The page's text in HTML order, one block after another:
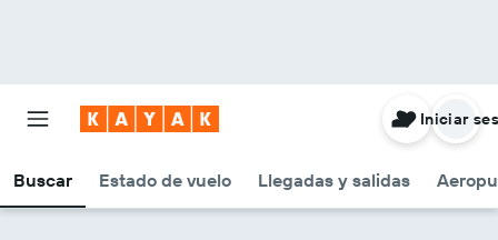
Buscar Estado de vuelo Llegadas y salidas
Iniciar